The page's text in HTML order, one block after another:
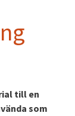
till en
som